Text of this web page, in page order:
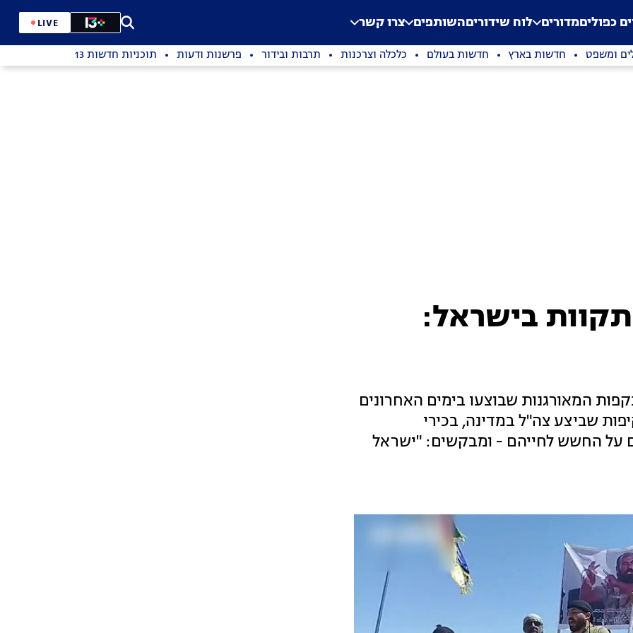
Application error: a
. כפוליםמדורים לוח שידוריםהשותפים צרו קשר LIVE
ומשפט חדשות בארץ חדשות בעולם כלכלה וצרכנות תרבות ובידור פרשנות ודעות תוכניות חדשות 13
תקוות בישראל:
המאורגנות שבוצעו בימים האחרונים
שביצע צה"ל במדינה, בכירי
על החשש לחייהם - ומבקשים: "ישראל